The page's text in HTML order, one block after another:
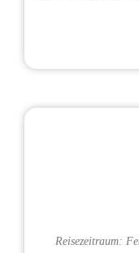
Reisezeitraum: